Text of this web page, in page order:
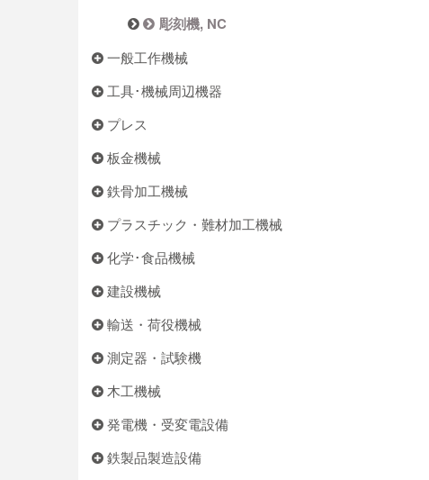
彫刻機, NC
一般工作機械
工具･機械周辺機器
プレス
板金機械
鉄骨加工機械
プラスチック・難材加工機械
化学･食品機械
建設機械
輸送・荷役機械
測定器・試験機
木工機械
発電機・受変電設備
鉄製品製造設備